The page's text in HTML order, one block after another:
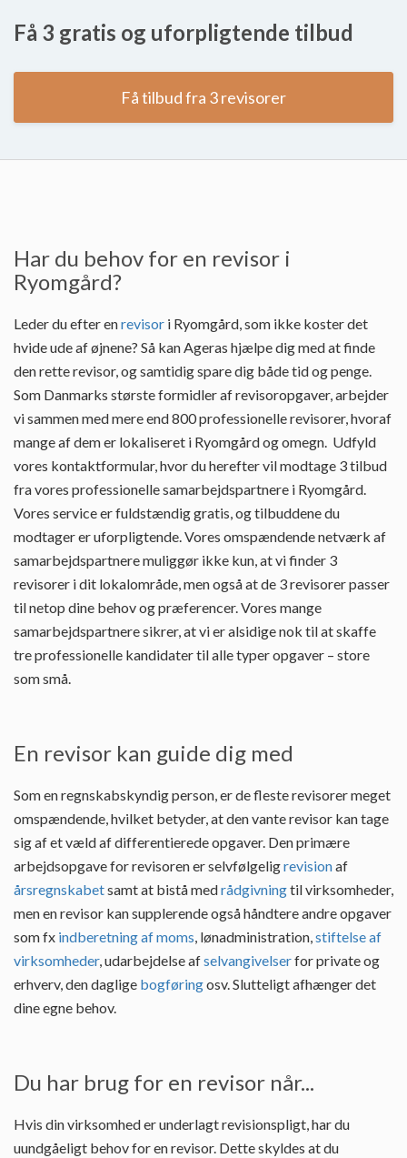
Få 3 gratis og uforpligtende tilbud
Få tilbud fra 3 revisorer
Har du behov for en revisor i
Ryomgård?
Leder du efter enrevisor i Ryomgård, som ikke koster det
hvide ude af øjnene? Så kan Ageras hjælpe dig med at finde
den rette revisor, og samtidig spare dig både tid og penge.
Som Danmarks største formidler af revisoropgaver, arbejder
vi sammen med mere end 800 professionelle revisorer, hvoraf
mange af dem er lokaliseret i Ryomgård og omegn. Udfyld
vores kontaktformular, hvor du herefter vil modtage 3 tilbud
fra vores professionelle samarbejdspartnere i Ryomgård.
Vores service er fuldstændig gratis, og tilbuddene du
modtager er uforpligtende. Vores omspændende netværk af
samarbejdspartnere muliggør ikke kun, at vi finder 3
revisorer i dit lokalområde, men også at de 3 revisorer passer
til netop dine behov og præferencer. Vores mange
samarbejdspartnere sikrer, at vi er alsidige nok til at skaffe
tre professionelle kandidater til alle typer opgaver – store
som små.
En revisor kan guide dig med
Som en regnskabskyndig person, er de fleste revisorer meget
omspændende, hvilket betyder, at den vante revisor kan tage
sig af et væld af differentierede opgaver. Den primære
arbejdsopgave for revisoren er selvfølgeligrevisionaf
årsregnskabetsamt at bistå medrådgivningtil virksomheder,
men en revisor kan supplerende også håndtere andre opgaver
som fx indberetning af moms, lønadministration,stiftelse af
virksomheder, udarbejdelse afselvangivelserfor private og
erhverv, den daglige bogføringosv. Slutteligt afhænger det
dine egne behov.
Du har brug for en revisor når...
Hvis din virksomhed er underlagt revisionspligt, har du
uundgåeligt behov for en revisor. Dette skyldes at du